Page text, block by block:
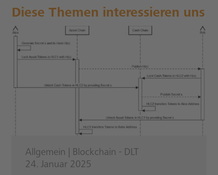
Diese Themen interessieren uns
Allgemein
Blockchain - DLT
24. Januar 2025